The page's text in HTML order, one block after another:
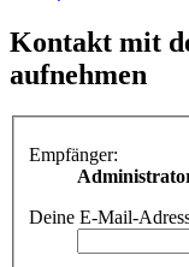
Kontakt mit
aufnehmen
Empfänger:
Deine E-Mail-